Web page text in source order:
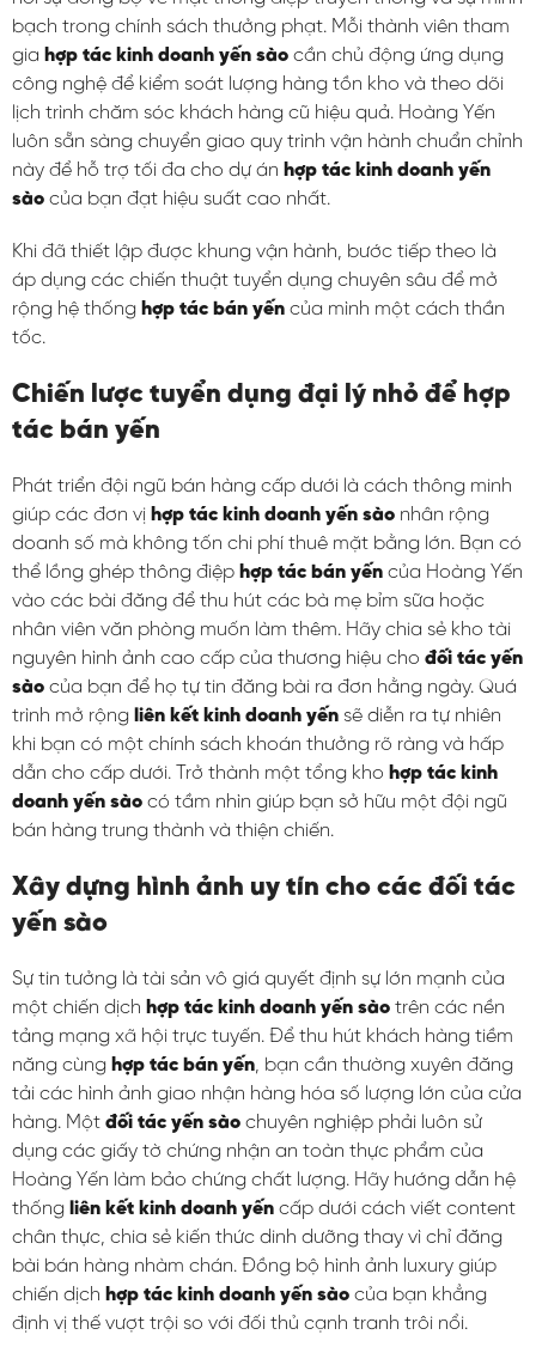
bạch trong chính sách thưởng phạt. Mỗi thành viên tham
gia hợp tác kinh doanh yến sào cần chủ động ứng dụng
công nghệ để kiểm soát lượng hàng tồn kho và theo dõi
lịch trình chăm sóc khách hàng cũ hiệu quả. Hoàng Yến
luôn sẵn sàng chuyển giao quy trình vận hành chuẩn chỉnh
này để hỗ trợ tối đa cho dự án hợp tác kinh doanh yến
sào của bạn đạt hiệu suất cao nhất.
Khi đã thiết lập được khung vận hành, bước tiếp theo là
áp dụng các chiến thuật tuyển dụng chuyên sâu để mở
rộng hệ thống hợp tác bán yến của mình một cách thần
tốc.
Chiến lược tuyển dụng đại lý nhỏ để hợp
tác bán yến
Phát triển đội ngũ bán hàng cấp dưới là cách thông minh
giúp các đơn vị hợp tác kinh doanh yến sào nhân rộng
doanh số mà không tốn chi phí thuê mặt bằng lớn. Bạn có
thể lồng ghép thông điệp hợp tác bán yến của Hoàng Yến
vào các bài đăng để thu hút các bà mẹ bỉm sữa hoặc
nhân viên văn phòng muốn làm thêm. Hãy chia sẻ kho tài
nguyên hình ảnh cao cấp của thương hiệu cho đối tác yến
sào của bạn để họ tự tin đăng bài ra đơn hằng ngày. Quá
trình mở rộng liên kết kinh doanh yến sẽ diễn ra tự nhiên
khi bạn có một chính sách khoán thưởng rõ ràng và hấp
dẫn cho cấp dưới. Trở thành một tổng kho hợp tác kinh
doanh yến sào có tầm nhìn giúp bạn sở hữu một đội ngũ
bán hàng trung thành và thiện chiến.
Xây dựng hình ảnh uy tín cho các đối tác
yến sào
Sự tin tưởng là tài sản vô giá quyết định sự lớn mạnh của
một chiến dịch hợp tác kinh doanh yến sào trên các nền
tảng mạng xã hội trực tuyến. Để thu hút khách hàng tiềm
năng cùng hợp tác bán yến, bạn cần thường xuyên đăng
tải các hình ảnh giao nhận hàng hóa số lượng lớn của cửa
hàng. Một đối tác yến sào chuyên nghiệp phải luôn sử
dụng các giấy tờ chứng nhận an toàn thực phẩm của
Hoàng Yến làm bảo chứng chất lượng. Hãy hướng dẫn hệ
thống liên kết kinh doanh yến cấp dưới cách viết content
chân thực, chia sẻ kiến thức dinh dưỡng thay vì chỉ đăng
bài bán hàng nhàm chán. Đồng bộ hình ảnh luxury giúp
chiến dịch hợp tác kinh doanh yến sào của bạn khẳng
định vị thế vượt trội so với đối thủ cạnh tranh trôi nổi.